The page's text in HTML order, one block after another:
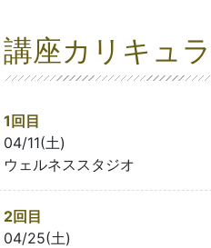
講座カリキュ
1回目
04/11(土)
ウェルネススタジオ
2回目
04/25(土)